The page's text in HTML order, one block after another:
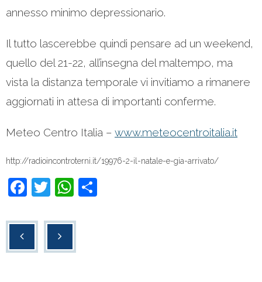
annesso minimo depressionario.
Il tutto lascerebbe quindi pensare ad un weekend,
quello del 21-22, all’insegna del maltempo, ma
vista la distanza temporale vi invitiamo a rimanere
aggiornati in attesa di importanti conferme.
Meteo Centro Italia – www.meteocentroitalia.it
http://radioincontroterni.it/19976-2-il-natale-e-gia-arrivato/
F
c
T
tt
er
W
at